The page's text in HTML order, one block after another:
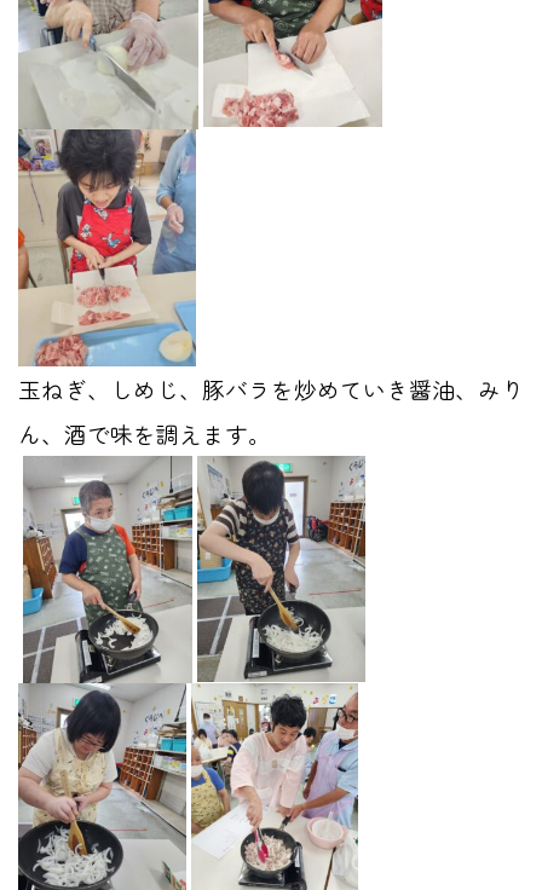
玉ねぎ、しめじ、豚バラを炒めていき醤油、みり
ん、酒で味を調えます。